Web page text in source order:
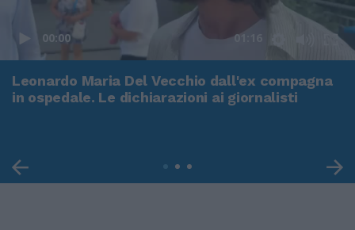
00:00 01:16
Leonardo Maria Del Vecchio dall'ex compagna
in ospedale. Le dichiarazioni ai giornalisti